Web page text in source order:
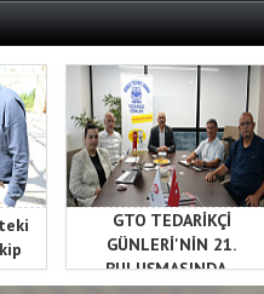
GTO TEDARİKÇİ
GÜNLERİ'NİN 21.
BULUŞMASINDA...